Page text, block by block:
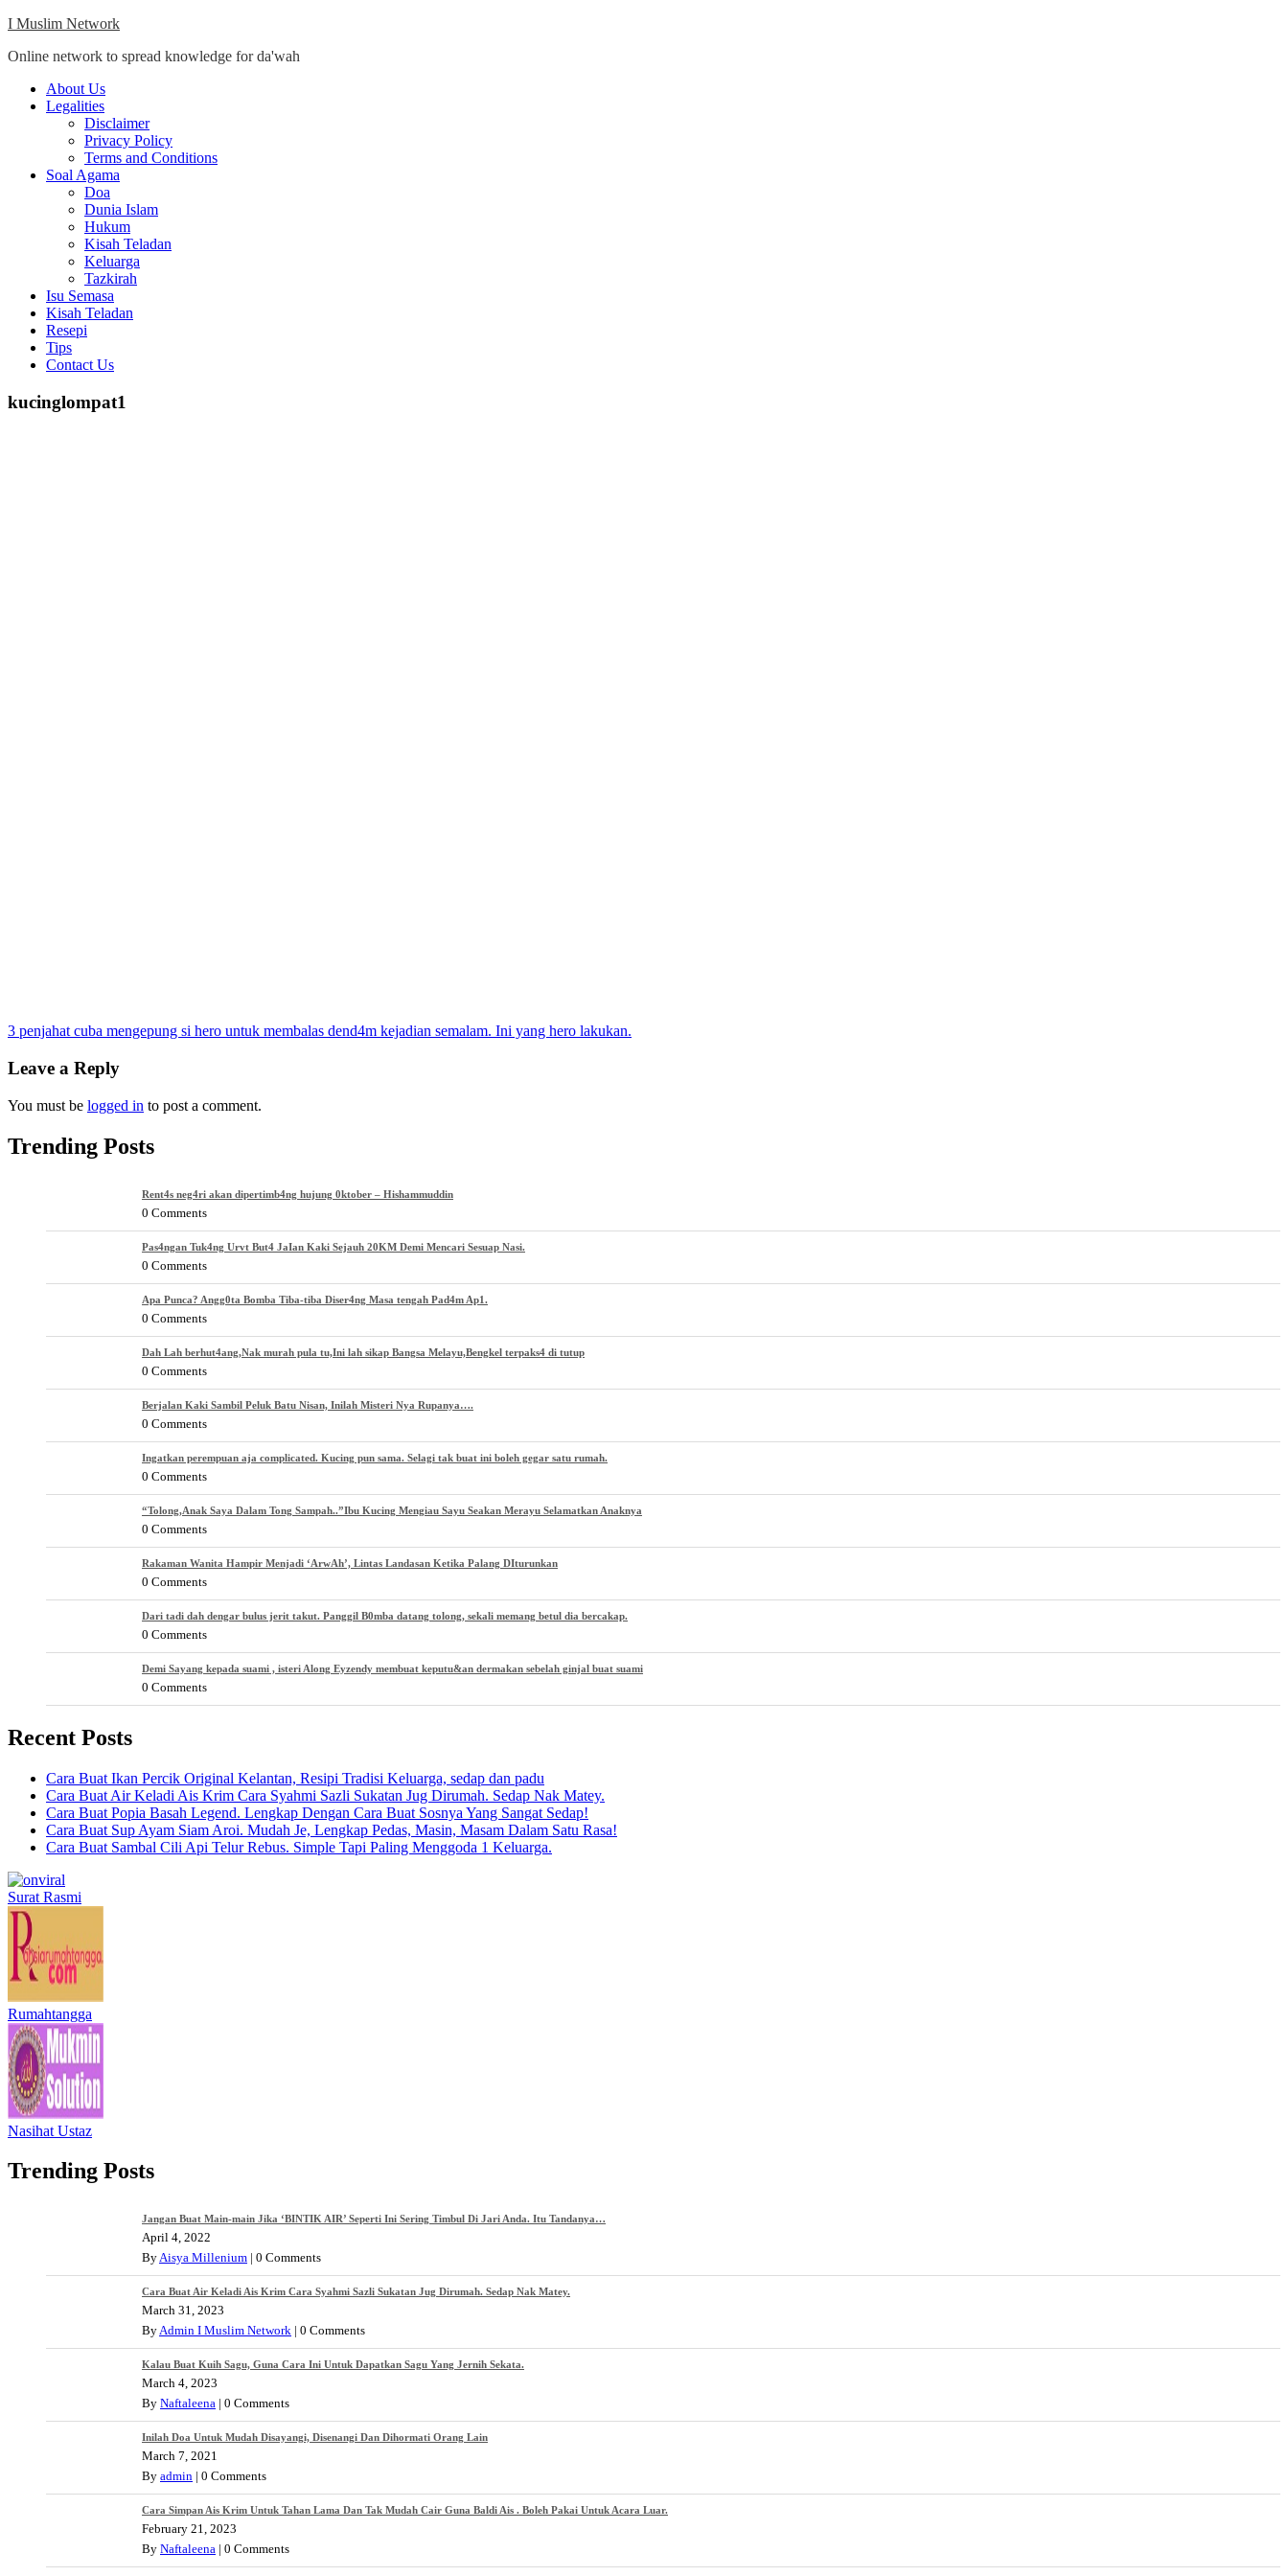
Skip
content
I Muslim Network
Online network to spread knowledge for da'wah
Close
Menu
About Us
Legalities
Disclaimer
Privacy Policy
Terms and Conditions
Soal Agama
Doa
Dunia Islam
Hukum
Kisah Teladan
Keluarga
Tazkirah
Isu Semasa
Kisah Teladan
Resepi
Tips
Contact Us
kucinglompat1
Post
navigation
3 penjahat cuba mengepung si hero untuk membalas dend4m kejadian semalam. Ini yang hero lakukan.
Leave a Reply
You must be logged in to post a comment.
Trending Posts
Rent4s neg4ri akan dipertimb4ng hujung 0ktober – Hishammuddin
0 Comments
Pas4ngan Tuk4ng Urvt But4 JaIan Kaki Sejauh 20KM Demi Mencari Sesuap Nasi.
0 Comments
Apa Punca? Angg0ta Bomba Tiba-tiba Diser4ng Masa tengah Pad4m Ap1.
0 Comments
Dah Lah berhut4ang,Nak murah pula tu,Ini lah sikap Bangsa Melayu,Bengkel terpaks4 di tutup
0 Comments
Berjalan Kaki Sambil Peluk Batu Nisan, Inilah Misteri Nya Rupanya….
0 Comments
Ingatkan perempuan aja complicated. Kucing pun sama. Selagi tak buat ini boleh gegar satu rumah.
0 Comments
“Tolong,Anak Saya Dalam Tong Sampah..”Ibu Kucing Mengiau Sayu Seakan Merayu Selamatkan Anaknya
0 Comments
Rakaman Wanita Hampir Menjadi ‘ArwAh’, Lintas Landasan Ketika Palang DIturunkan
0 Comments
Dari tadi dah dengar bulus jerit takut. Panggil B0mba datang tolong, sekali memang betul dia bercakap.
0 Comments
Demi Sayang kepada suami , isteri Along Eyzendy membuat keputu&an dermakan sebelah ginjal buat suami
0 Comments
Recent Posts
Cara Buat Ikan Percik Original Kelantan, Resipi Tradisi Keluarga, sedap dan padu
Cara Buat Air Keladi Ais Krim Cara Syahmi Sazli Sukatan Jug Dirumah. Sedap Nak Matey.
Cara Buat Popia Basah Legend. Lengkap Dengan Cara Buat Sosnya Yang Sangat Sedap!
Cara Buat Sup Ayam Siam Aroi. Mudah Je, Lengkap Pedas, Masin, Masam Dalam Satu Rasa!
Cara Buat Sambal Cili Api Telur Rebus. Simple Tapi Paling Menggoda 1 Keluarga.
Surat Rasmi
Rumahtangga
Nasihat Ustaz
Trending Posts
Jangan Buat Main-main Jika ‘BINTIK AIR’ Seperti Ini Sering Timbul Di Jari Anda. Itu Tandanya…
April 4, 2022
ByAisya Millenium | 0 Comments
Cara Buat Air Keladi Ais Krim Cara Syahmi Sazli Sukatan Jug Dirumah. Sedap Nak Matey.
March 31, 2023
ByAdmin I Muslim Network | 0 Comments
Kalau Buat Kuih Sagu, Guna Cara Ini Untuk Dapatkan Sagu Yang Jernih Sekata.
March 4, 2023
By Naftaleena | 0 Comments
Inilah Doa Untuk Mudah Disayangi, Disenangi Dan Dihormati Orang Lain
March 7, 2021
By admin | 0 Comments
Cara Simpan Ais Krim Untuk Tahan Lama Dan Tak Mudah Cair Guna Baldi Ais . Boleh Pakai Untuk Acara Luar.
February 21, 2023
By Naftaleena | 0 Comments